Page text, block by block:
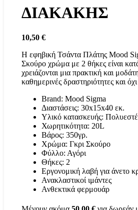
ΔΙΑΚΑΚΗΣ
10,50 €
Η εφηβική Τσάντα Πλάτης Mood
Σκούρο χρώμα με 2 θήκες είναι
χρειάζονται μια πρακτική και
καθημερινές δραστηριότητες και
Brand: Mood Sigma
Διαστάσεις: 30x15x40 εκ.
Υλικό κατασκευής:
Χωρητικότητα: 20L
Βάρος: 350γρ.
Χρώμα: Γκρι Σκούρο
Φύλλο: Αγόρι
Θήκες: 2
Εργονομική λαβή για άνετο
Ανακλαστικοί ιμάντες
Ανθεκτικά φερμουάρ